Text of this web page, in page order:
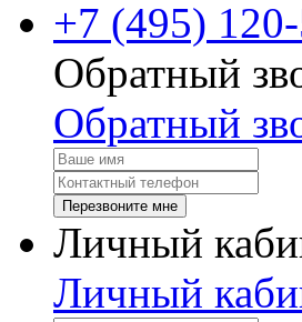
+7 (495)
Обратный
Обратный
Перезвоните мне
Личный
Личный